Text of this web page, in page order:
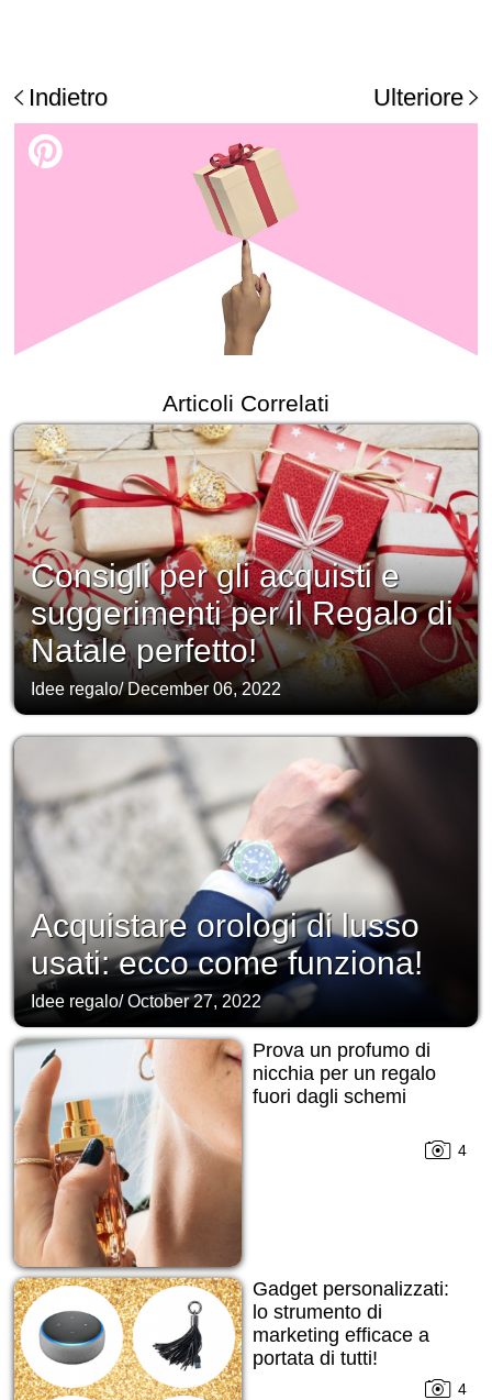
Indietro Ulteriore
Articoli Correlati
Consigli per gli acquisti e
suggerimenti per il Regalo di
Natale perfetto!
Idee regalo/December 06, 2022
Acquistare orologi di lusso
usati: ecco come funziona!
Idee regalo/October 27, 2022
Prova un profumo di
nicchia per un regalo
fuori dagli schemi
4
Gadget personalizzati:
lo strumento di
marketing efficace a
portata di tutti!
4